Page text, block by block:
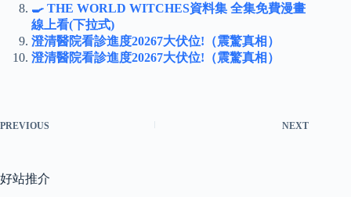
🍳 THE WORLD WITCHES資料集 全集免費漫畫
線上看(下拉式)
澄清醫院看診進度20267大伏位!（震驚真相）
澄清醫院看診進度20267大伏位!（震驚真相）
PREVIOUS NEXT
好站推介